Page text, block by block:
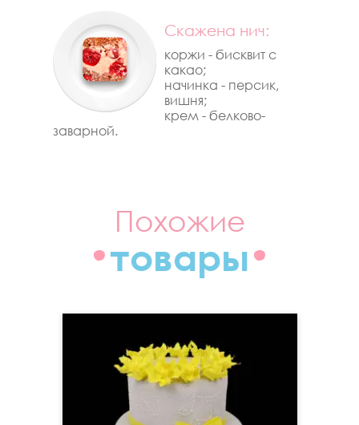
Cкажена нич:
коржи - бисквит с
какао;
начинка - персик,
вишня;
крем - белково-
заварной.
Похожие
товары